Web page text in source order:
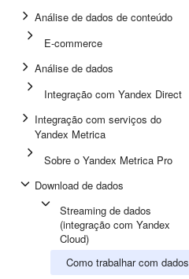
Análise de dados de conteúdo
E-commerce
Análise de dados
Integração com Yandex Direct
Integração com serviços do
Yandex Metrica
Sobre o Yandex Metrica Pro
Download de dados
Streaming de dados
(integração com Yandex
Cloud)
Como trabalhar com dados